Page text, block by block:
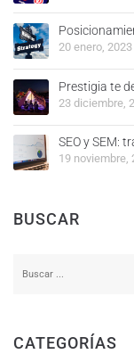
20 enero, 2023
Prestigia te
23 diciembre,
SEO y SEM:
19 noviembre,
BUSCAR
CATEGORÍAS